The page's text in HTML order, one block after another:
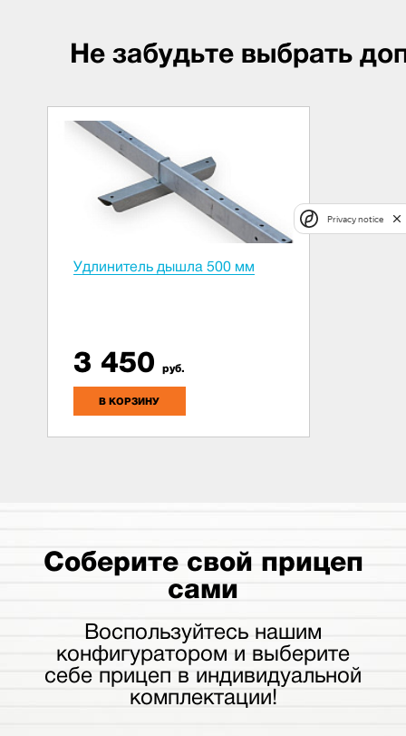
Не забудьте выбрать
Удлинитель дышла 500 мм
3 450 руб.
В КОРЗИНУ
Соберите свой прицеп
сами
Воспользуйтесь нашим
конфигуратором и выберите
себе прицеп в индивидуальной
комплектации!
Privacy notice